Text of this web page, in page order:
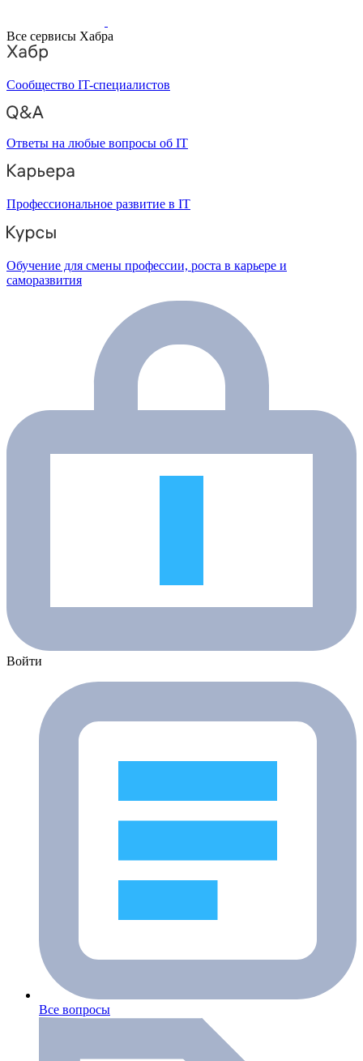
Все сервисы Хабра
Сообщество IT-специалистов
Ответы на любые вопросы об IT
Профессиональное развитие в IT
Обучение для смены профессии, роста в карьере и
саморазвития
Войти
Все вопросы